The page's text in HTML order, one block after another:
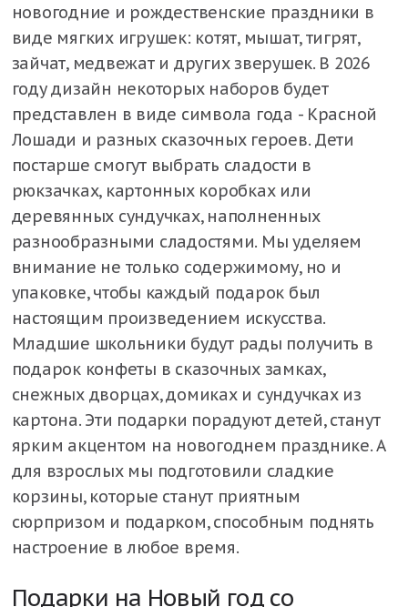
новогодние и рождественские праздники в
виде мягких игрушек: котят, мышат, тигрят,
зайчат, медвежат и других зверушек. В 2026
году дизайн некоторых наборов будет
представлен в виде символа года - Красной
Лошади и разных сказочных героев. Дети
постарше смогут выбрать сладости в
рюкзачках, картонных коробках или
деревянных сундучках, наполненных
разнообразными сладостями. Мы уделяем
внимание не только содержимому, но и
упаковке, чтобы каждый подарок был
настоящим произведением искусства.
Младшие школьники будут рады получить в
подарок конфеты в сказочных замках,
снежных дворцах, домиках и сундучках из
картона. Эти подарки порадуют детей, станут
ярким акцентом на новогоднем празднике. А
для взрослых мы подготовили сладкие
корзины, которые станут приятным
сюрпризом и подарком, способным поднять
настроение в любое время.
Подарки на Новый год со